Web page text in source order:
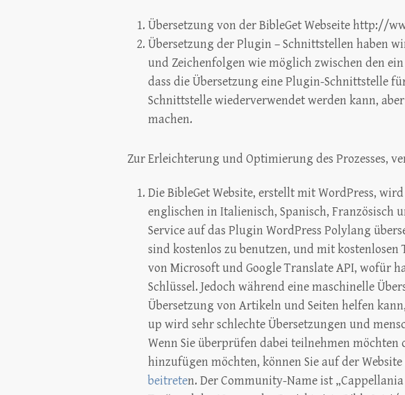
Übersetzung von der BibleGet Webseite http://
Übersetzung der Plugin – Schnittstellen haben
und Zeichenfolgen wie möglich zwischen den
dass die Übersetzung eine Plugin-Schnittstelle
Schnittstelle wiederverwendet werden kann,
machen.
Zur Erleichterung und Optimierung des Prozesses,
Die BibleGet Website, erstellt mit WordPress,
englischen in Italienisch, Spanisch, Französisch
Service auf das Plugin WordPress Polylang
sind kostenlos zu benutzen, und mit kostenlosen
von Microsoft und Google Translate API, wofür
Schlüssel. Jedoch während eine maschinelle
Übersetzung von Artikeln und Seiten helfen
up wird sehr schlechte Übersetzungen und
Wenn Sie überprüfen dabei teilnehmen möchten
hinzufügen möchten, können Sie auf der
beitreten. Der Community-Name ist